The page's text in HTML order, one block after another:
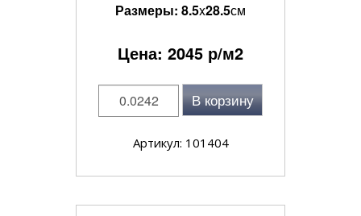
Размеры: 8.5x28.5см
Цена: 2045 р/м2
В корзину
Артикул: 101404